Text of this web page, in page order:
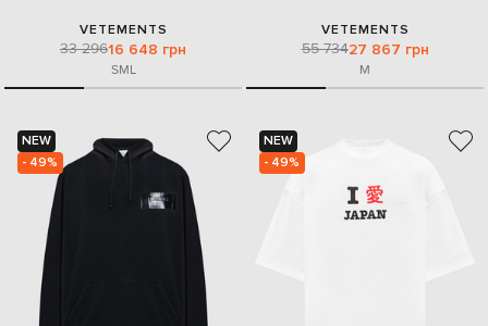
VETEMENTS
33 29616 648 грн
SML
VETEMENTS
55 73427 867 грн
M
NEW
- 49%
NEW
- 49%